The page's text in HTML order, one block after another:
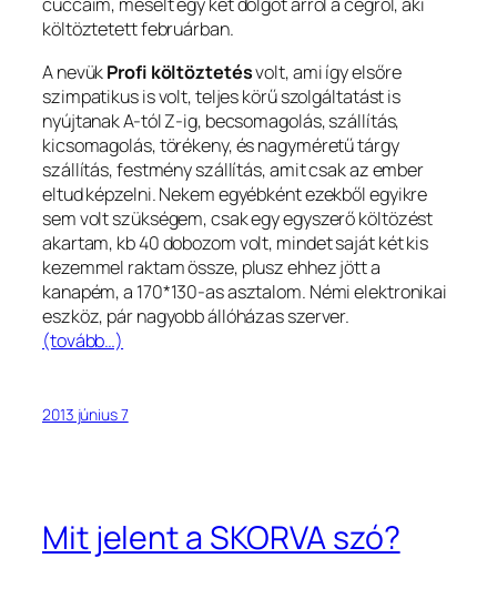
cuccaim, mesélt egy két dolgot arról a cégről, aki
költöztetett februárban.
A nevükProfi költöztetésvolt, ami így elsőre
szimpatikus is volt, teljes körű szolgáltatást is
nyújtanak A-tól Z-ig, becsomagolás, szállítás,
kicsomagolás, törékeny, és nagyméretű tárgy
szállítás, festmény szállítás, amit csak az ember
eltud képzelni. Nekem egyébként ezekből egyikre
sem volt szükségem, csak egy egyszerő költözést
akartam, kb 40 dobozom volt, mindet saját két kis
kezemmel raktam össze, plusz ehhez jött a
kanapém, a 170*130-as asztalom. Némi elektronikai
eszköz, pár nagyobb állóházas szerver.
(tovább…)
2013 június 7
Mit jelent a SKORVA szó?